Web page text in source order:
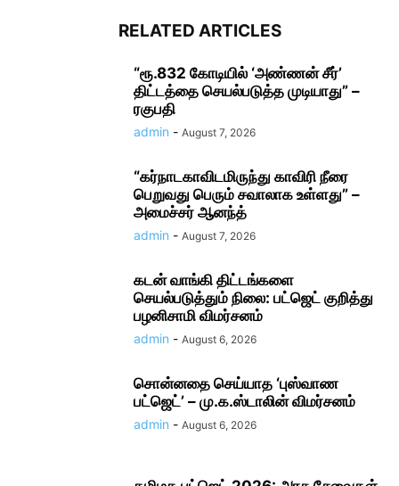
RELATED ARTICLES
“ரூ.832 கோடியில் ‘அண்ணன் சீர்’
திட்டத்தை செயல்படுத்த முடியாது” –
ரகுபதி
admin - August 7, 2026
“கர்நாடகாவிடமிருந்து காவிரி நீரை
பெறுவது பெரும் சவாலாக உள்ளது” –
அமைச்சர் ஆனந்த்
admin - August 7, 2026
கடன் வாங்கி திட்டங்களை
செயல்படுத்தும் நிலை: பட்ஜெட் குறித்து
பழனிசாமி விமர்சனம்
admin - August 6, 2026
சொன்னதை செய்யாத ‘புஸ்வாண
பட்ஜெட்’ – மு.க.ஸ்டாலின் விமர்சனம்
admin - August 6, 2026